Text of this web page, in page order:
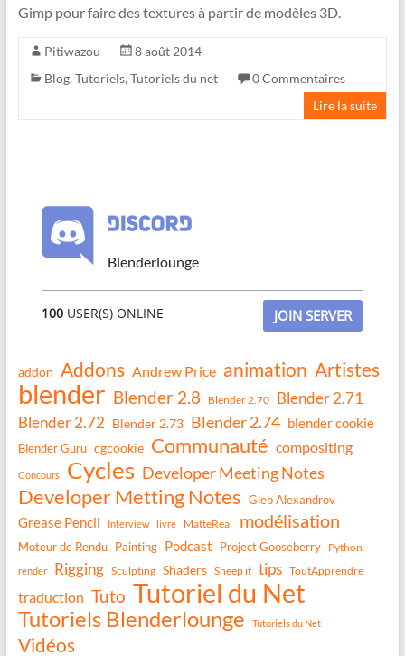
Gimp pour faire des textures à partir de modèles 3D.
Pitiwazou
8 août 2014
Blog, Tutoriels, Tutoriels du net
0 Commentaires
Lire la suite
Blenderlounge
100 USER(S) ONLINE JOIN SERVER
addon Addons Andrew Price animation Artistes
blender Blender 2.8 Blender 2.70
Blender 2.71
Blender 2.72 Blender 2.73 Blender 2.74 blender cookie
Blender Guru cgcookie Communauté compositing
Concours Cycles Developer Meeting Notes
Developer Metting Notes Gleb Alexandrov
Grease Pencil Interview livre MatteReal modélisation
Moteur de Rendu Painting Podcast Project Gooseberry Python
render Rigging Sculpting Shaders Sheep it tips ToutApprendre
traduction Tuto Tutoriel du Net
Tutoriels Blenderlounge Tutoriels du Net
Vidéos